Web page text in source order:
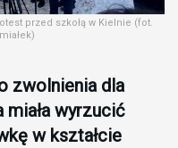
przed szkołą w Kielnie (fot.
zwolnienia dla
wyrzucić
w kształcie